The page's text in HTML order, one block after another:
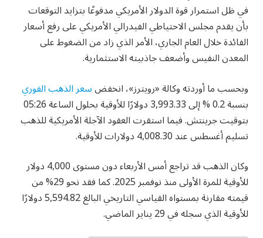
في ظل استمرار قوة الدولار الأمريكي مدفوعًا بتزايد التوقعات
بأن يقدم مجلس الاحتياطي الفيدرالي الأمريكي على رفع أسعار
الفائدة خلال العام الجاري، الأمر الذي زاد من الضغوط على
المعدن النفيس وأضعف جاذبيته الاستثمارية.
وبحسب ما أوردته وكالة «رويترز»، انخفضسعر الذهب الفوري
بنسبة 0.2 % إلى 3,993.33 دولارًا للأوقية بحلول الساعة 05:26
بتوقيت جرينتش. فيما استقرت العقود الآجلة الأمريكية للذهب
تسليم أغسطس عند 4,008.30 دولارات للأوقية.
وكان الذهب قد تراجع أمس الأربعاء دون مستوى 4,000 دولار
للأوقية للمرة الأولى منذ نوفمبر 2025. كما فقد نحو 29% من
قيمته مقارنة بمستواه القياسي التاريخي البالغ 5,594.82 دولارًا
للأوقية الذي سجله في 29 يناير الماضي.